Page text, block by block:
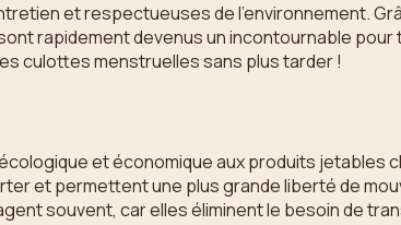
et respectueuses de l’environnement.
rapidement devenus un incontournable
culottes menstruelles sans plus tarder !
et économique aux produits jetables
et permettent une plus grande liberté de
souvent, car elles éliminent le besoin de